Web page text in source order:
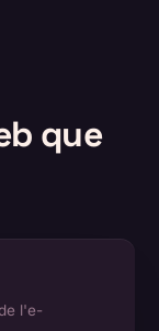
que
l'e-